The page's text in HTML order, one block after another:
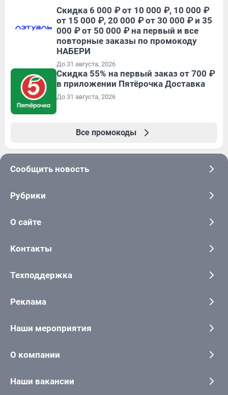
Скидка 6 000 ₽ от 10 000 ₽, 10 000 ₽
от 15 000 ₽, 20 000 ₽ от 30 000 ₽ и 35
000 ₽ от 50 000 ₽ на первый и все
повторные заказы по промокоду
НАБЕРИ
До 31 августа, 2026
Скидка 55% на первый заказ от 700 ₽
в приложении Пятёрочка Доставка
До 31 августа, 2026
Все промокоды
Сообщить новость
Рубрики
О сайте
Контакты
Техподдержка
Реклама
Наши мероприятия
О компании
Наши вакансии